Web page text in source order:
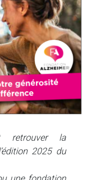
retrouver la
2025 du